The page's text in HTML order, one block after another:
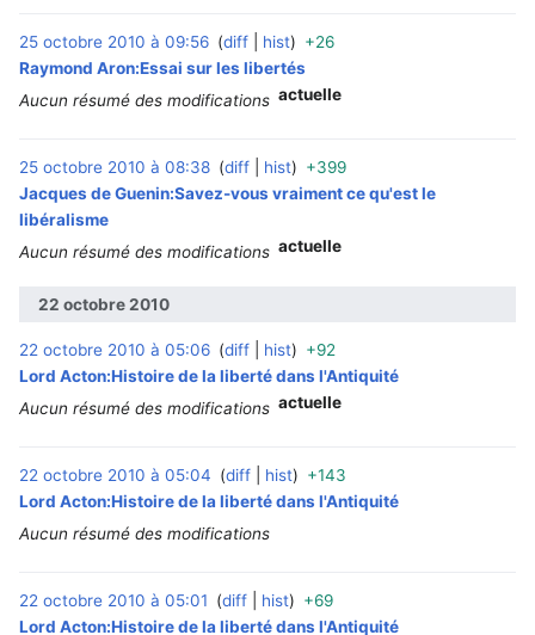
25 octobre 2010 à 09:56 diff hist +26
Raymond Aron:Essai sur les libertés
Aucun résumé des modifications actuelle
25 octobre 2010 à 08:38 diff hist +399
Jacques de Guenin:Savez-vous vraiment ce qu'est le
libéralisme
Aucun résumé des modifications actuelle
22 octobre 2010
22 octobre 2010 à 05:06 diff hist +92
Lord Acton:Histoire de la liberté dans l'Antiquité
Aucun résumé des modifications actuelle
22 octobre 2010 à 05:04 diff hist +143
Lord Acton:Histoire de la liberté dans l'Antiquité
Aucun résumé des modifications
22 octobre 2010 à 05:01 diff hist +69
Lord Acton:Histoire de la liberté dans l'Antiquité